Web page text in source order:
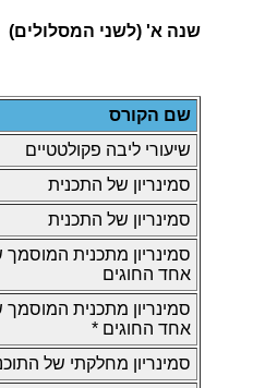
שנה א' (לשני המסלולים)
שם הקורס
שיעורי ליבה פקולטטיים
סמינריון של התכנית
סמינריון של התכנית
סמינריון מתכנית המוסמך
אחד החוגים
סמינריון מתכנית המוסמך
אחד החוגים *
סמינריון מחלקתי של